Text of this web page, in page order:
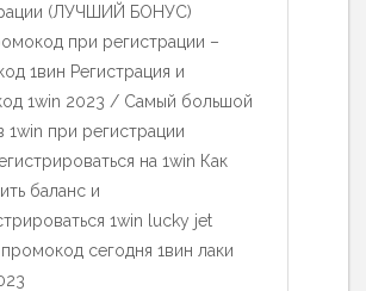
(ЛУЧШИЙ БОНУС)
при регистрации –
1вин Регистрация и
1win 2023 / Самый большой
1win при регистрации
на 1win Как
баланс и
1win lucky jet
сегодня 1вин лаки